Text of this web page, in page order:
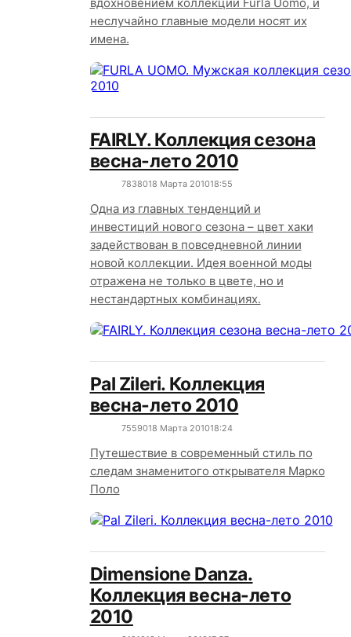
неслучайно главные модели носят их
имена.
FAIRLY. Коллекция сезона
весна-лето 2010
7838018 Марта 201018:55
Одна из главных тенденций и
инвестиций нового сезона – цвет хаки
задействован в повседневной линии
новой коллекции. Идея военной моды
отражена не только в цвете, но и
нестандартных комбинациях.
Pal Zileri. Коллекция
весна-лето 2010
7559018 Марта 201018:24
Путешествие в современный стиль по
следам знаменитого открывателя Марко
Поло
Dimensione Danza.
Коллекция весна-лето
2010